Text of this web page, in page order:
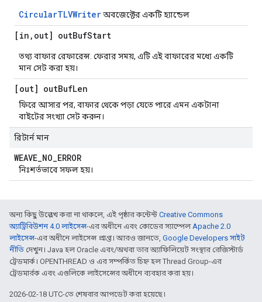
CircularTLVWriterঅবজেক্টের একটি হ্যান্ডেল
[in , out] outBufStart
তথ্য বাফার রেফারেন্স. ফেরার সময়, এটি এই বাফারের মধ্যে একটি
মান সেট করা হয়।
[out] outBufLen
ফিরে আসার পর, বাফার থেকে পড়া যেতে পারে এমন একটানা
বাইটের সংখ্যা সেট করুন।
রিটার্ন মান
WEAVE_NO_ERROR
নিঃশর্তভাবে সফল হয়।
অন্য কিছু উল্লেখ করা না থাকলে, এই পৃষ্ঠার কন্টেন্ট Creative Commons
অ্যাট্রিবিউশন 4.0 লাইসেন্স-এর অধীনে এবং কোডের স্যাম্পেলApache 2.0
লাইসেন্স-এর অধীনে লাইসেন্স প্রাপ্ত। আরও জানতে, Google Developers সাইট
নীতি দেখুন। Java হল Oracle এবং/অথবা তার অ্যাফিলিয়েট সংস্থার রেজিস্টার্ড
ট্রেডমার্ক। OPENTHREAD ও এর সম্পর্কিত চিহ্ন হল Thread Group-এর
ট্রেডমার্রক এবং এগুলিকে লাইসেন্সের অধীনে ব্যবহার করা হয়।
2026-02-18 UTC-তে শেষবার আপডেট করা হয়েছে।